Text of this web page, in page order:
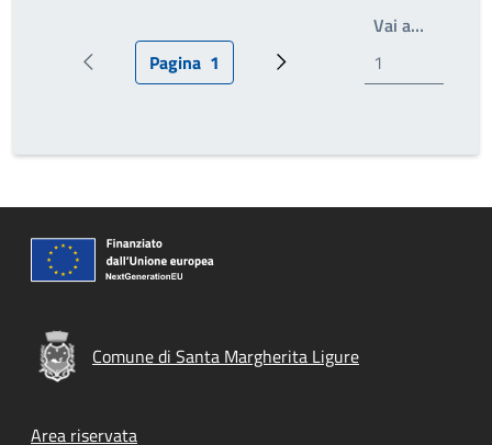
Pagina precedentePagina attuale
Pagina 1 Prossima pagina
Vai a…
Comune di Santa Margherita Ligure
Area riservata